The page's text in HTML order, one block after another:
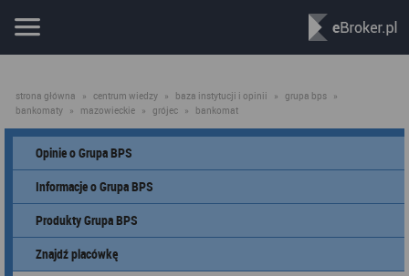
strona główna » centrum wiedzy » baza instytucji i opinii » grupa bps »
bankomaty » mazowieckie » grójec » bankomat
Opinie o Grupa BPS
Informacje o Grupa BPS
Produkty Grupa BPS
Znajdź placówkę